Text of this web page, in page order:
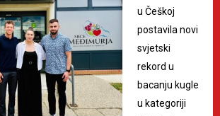
u Češkoj
postavila novi
svjetski
rekord u
bacanju kugle
u kategoriji